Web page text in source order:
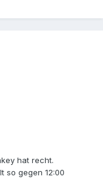
hat recht.
so gegen 12:00